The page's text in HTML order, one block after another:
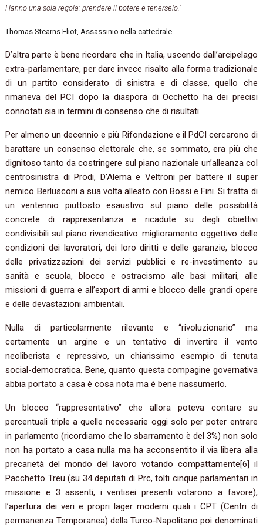
Hanno una sola regola: prendere il potere e tenerselo.”
Thomas Stearns Eliot, Assassinio nella cattedrale
D’altra parte è bene ricordare che in Italia, uscendo dall’arcipelago
extra-parlamentare, per dare invece risalto alla forma tradizionale
di un partito considerato di sinistra e di classe, quello che
rimaneva del PCI dopo la diaspora di Occhetto ha dei precisi
connotati sia in termini di consenso che di risultati.
Per almeno un decennio e più Rifondazione e il PdCI cercarono di
barattare un consenso elettorale che, se sommato, era più che
dignitoso tanto da costringere sul piano nazionale un’alleanza col
centrosinistra di Prodi, D’Alema e Veltroni per battere il super
nemico Berlusconi a sua volta alleato con Bossi e Fini. Si tratta di
un ventennio piuttosto esaustivo sul piano delle possibilità
concrete di rappresentanza e ricadute su degli obiettivi
condivisibili sul piano rivendicativo: miglioramento oggettivo delle
condizioni dei lavoratori, dei loro diritti e delle garanzie, blocco
delle privatizzazioni dei servizi pubblici e re-investimento su
sanità e scuola, blocco e ostracismo alle basi militari, alle
missioni di guerra e all’export di armi e blocco delle grandi opere
e delle devastazioni ambientali.
Nulla di particolarmente rilevante e “rivoluzionario” ma
certamente un argine e un tentativo di invertire il vento
neoliberista e repressivo, un chiarissimo esempio di tenuta
social-democratica. Bene, quanto questa compagine governativa
abbia portato a casa è cosa nota ma è bene riassumerlo.
Un blocco “rappresentativo” che allora poteva contare su
percentuali triple a quelle necessarie oggi solo per poter entrare
in parlamento (ricordiamo che lo sbarramento è del 3%) non solo
non ha portato a casa nulla ma ha acconsentito il via libera alla
precarietà del mondo del lavoro votando compattamente[6] il
Pacchetto Treu (su 34 deputati di Prc, tolti cinque parlamentari in
missione e 3 assenti, i ventisei presenti votarono a favore),
l’apertura dei veri e propri lager moderni quali i CPT (Centri di
permanenza Temporanea) della Turco-Napolitano poi denominati